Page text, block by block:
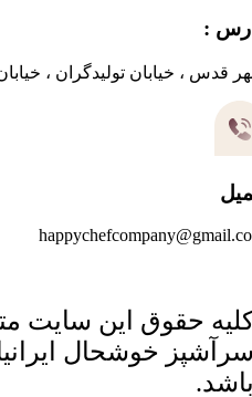
:
قدس ، خیابان تولیدگران ،
حقوق این سایت
خوشحال